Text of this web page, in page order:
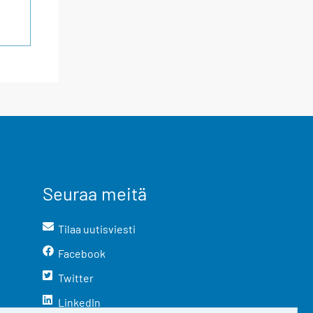
Seuraa meitä
Tilaa uutisviesti
Facebook
Twitter
LinkedIn